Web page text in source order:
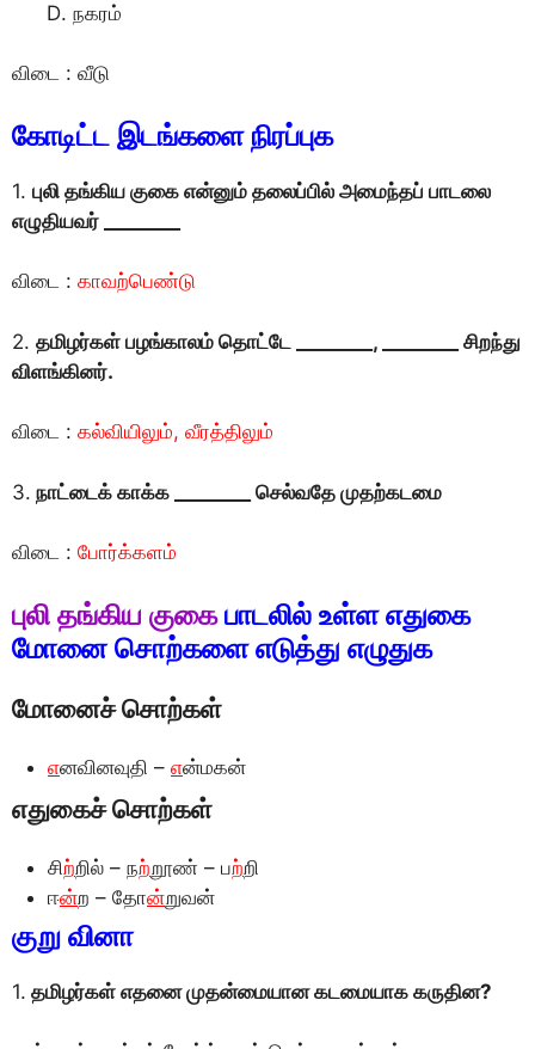
நகரம்
விடை : வீடு
கோடிட்ட இடங்களை நிரப்புக
1. புலி தங்கிய குகை என்னும் தலைப்பில் அமைந்தப் பாடலை
எழுதியவர் ________
விடை : காவற்பெண்டு
2. தமிழர்கள் பழங்காலம் தொட்டே ________, ________ சிறந்து
விளங்கினர்.
விடை : கல்வியிலும், வீரத்திலும்
3. நாட்டைக் காக்க ________ செல்வதே முதற்கடமை
விடை : போர்க்களம்
புலி தங்கிய குகைபாடலில் உள்ள எதுகை
மோனை சொற்களை எடுத்து எழுதுக
மோனைச் சொற்கள்
எனவினவுதி – என்மகன்
எதுகைச் சொற்கள்
சிற்றில் – நற்றூண் – பற்றி
ஈன்ற – தோன்றுவன்
குறு வினா
1. தமிழர்கள் எதனை முதன்மையான கடமையாக கருதின?